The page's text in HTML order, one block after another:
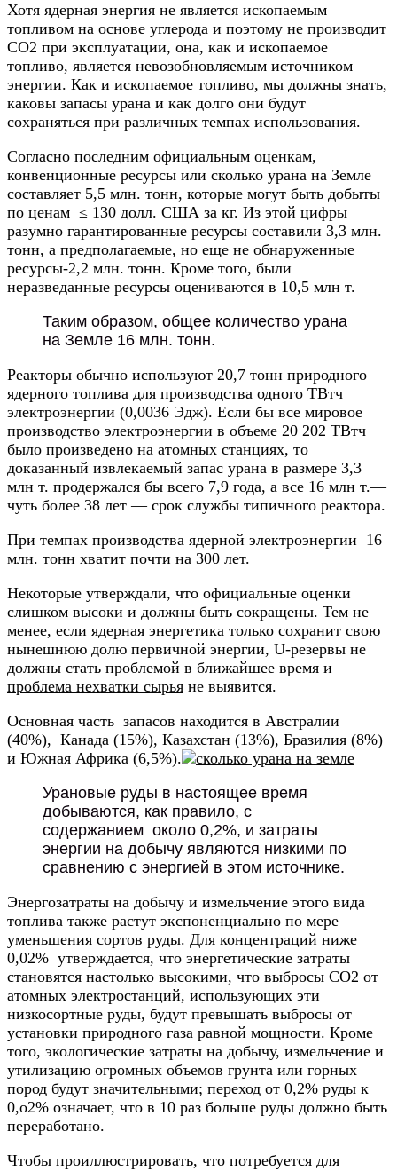
Хотя ядерная энергия не является ископаемым
топливом на основе углерода и поэтому не производит
CO2 при эксплуатации, она, как и ископаемое
топливо, является невозобновляемым источником
энергии. Как и ископаемое топливо, мы должны знать,
каковы запасы урана и как долго они будут
сохраняться при различных темпах использования.
Согласно последним официальным оценкам,
конвенционные ресурсы или сколько урана на Земле
составляет 5,5 млн. тонн, которые могут быть добыты
по ценам ≤ 130 долл. США за кг. Из этой цифры
разумно гарантированные ресурсы составили 3,3 млн.
тонн, а предполагаемые, но еще не обнаруженные
ресурсы-2,2 млн. тонн. Кроме того, были
неразведанные ресурсы оцениваются в 10,5 млн т.
Таким образом, общее количество урана
на Земле 16 млн. тонн.
Реакторы обычно используют 20,7 тонн природного
ядерного топлива для производства одного ТВтч
электроэнергии (0,0036 Эдж). Если бы все мировое
производство электроэнергии в объеме 20 202 ТВтч
было произведено на атомных станциях, то
доказанный извлекаемый запас урана в размере 3,3
млн т. продержался бы всего 7,9 года, а все 16 млн т.—
чуть более 38 лет — срок службы типичного реактора.
При темпах производства ядерной электроэнергии 16
млн. тонн хватит почти на 300 лет.
Некоторые утверждали, что официальные оценки
слишком высоки и должны быть сокращены. Тем не
менее, если ядерная энергетика только сохранит свою
нынешнюю долю первичной энергии, U-резервы не
должны стать проблемой в ближайшее время и
проблема нехватки сырья не выявится.
Основная часть запасов находится в Австралии
(40%), Канада (15%), Казахстан (13%), Бразилия (8%)
и Южная Африка (6,5%).
Урановые руды в настоящее время
добываются, как правило, с
содержанием около 0,2%, и затраты
энергии на добычу являются низкими по
сравнению с энергией в этом источнике.
Энергозатраты на добычу и измельчение этого вида
топлива также растут экспоненциально по мере
уменьшения сортов руды. Для концентраций ниже
0,02% утверждается, что энергетические затраты
становятся настолько высокими, что выбросы CO2 от
атомных электростанций, использующих эти
низкосортные руды, будут превышать выбросы от
установки природного газа равной мощности. Кроме
того, экологические затраты на добычу, измельчение и
утилизацию огромных объемов грунта или горных
пород будут значительными; переход от 0,2% руды к
0,о2% означает, что в 10 раз больше руды должно быть
переработано.
Чтобы проиллюстрировать, что потребуется для